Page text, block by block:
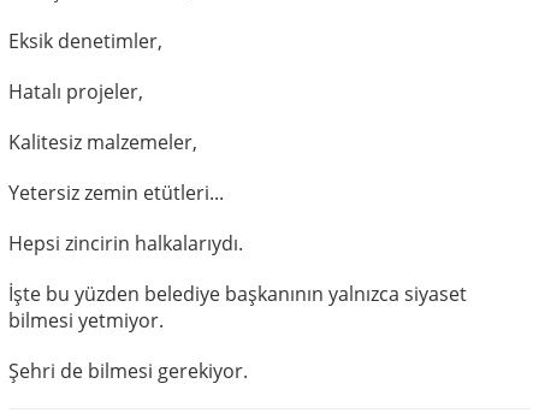
Eksik denetimler,
Hatalı projeler,
Kalitesiz malzemeler,
Yetersiz zemin etütleri...
Hepsi zincirin halkalarıydı.
İşte bu yüzden belediye başkanının yalnızca siyaset
bilmesi yetmiyor.
Şehri de bilmesi gerekiyor.